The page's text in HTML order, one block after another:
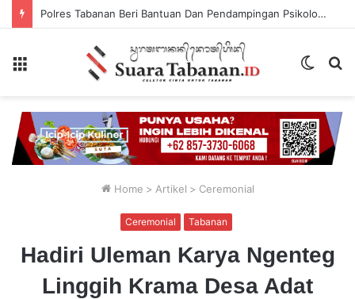
Polres Tabanan Beri Bantuan Dan Pendampingan Psikologis
Switch
Home > Artikel > Ceremonial
Ceremonial Tabanan
Hadiri Uleman Karya Ngenteg
Linggih Krama Desa Adat